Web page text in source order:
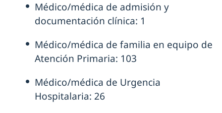
Médico/médica de admisión y
documentación clínica: 1
Médico/médica de familia en equipo de
Atención Primaria: 103
Médico/médica de Urgencia
Hospitalaria: 26